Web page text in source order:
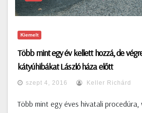
Kiemelt
Több mint egy év kellett hozzá, de
kátyúhibákat László háza előtt
szept 4, 2016 Keller Richárd
Több mint egy éves hivatali procedúra,